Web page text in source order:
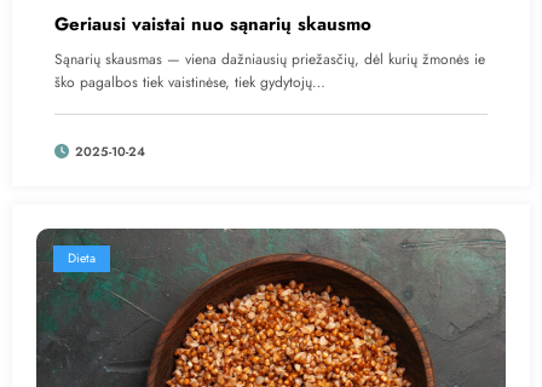
Geriausi vaistai nuo sąnarių skausmo
Sąnarių skausmas — viena dažniausių priežasčių, dėl kurių žmonės ie
ško pagalbos tiek vaistinėse, tiek gydytojų…
2025-10-24
Dieta